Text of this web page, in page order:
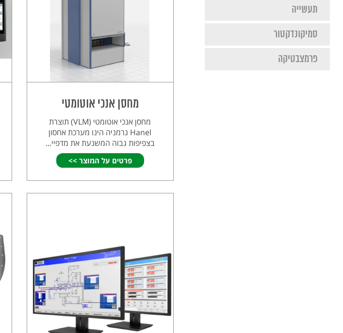
תעשייה
סמיקונדקטור
פרמצבטיקה
מחסן אנכי אוטומטי
מחסן אנכי אוטומטי (VLM) תוצרת
Hanel גרמניה הינו מערכת אחסון
בצפיפות גבוה המשנעת את מדפיי...
פרטים על המוצר >>